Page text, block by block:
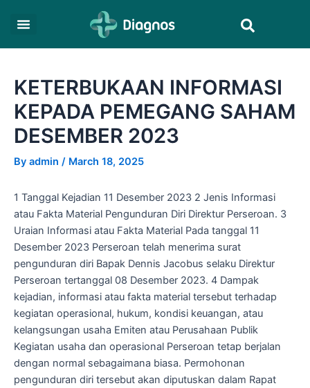
KETERBUKAAN INFORMASI
KEPADA PEMEGANG SAHAM
DESEMBER 2023
By admin / March 18, 2025
1 Tanggal Kejadian 11 Desember 2023 2 Jenis Informasi
atau Fakta Material Pengunduran Diri Direktur Perseroan. 3
Uraian Informasi atau Fakta Material Pada tanggal 11
Desember 2023 Perseroan telah menerima surat
pengunduran diri Bapak Dennis Jacobus selaku Direktur
Perseroan tertanggal 08 Desember 2023. 4 Dampak
kejadian, informasi atau fakta material tersebut terhadap
kegiatan operasional, hukum, kondisi keuangan, atau
kelangsungan usaha Emiten atau Perusahaan Publik
Kegiatan usaha dan operasional Perseroan tetap berjalan
dengan normal sebagaimana biasa. Permohonan
pengunduran diri tersebut akan diputuskan dalam Rapat
navigation